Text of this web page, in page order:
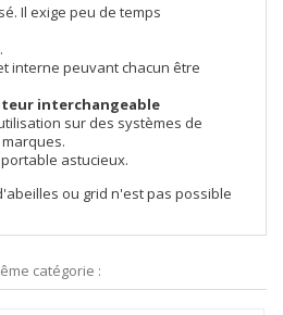
Il exige peu de temps
interne peuvant chacun être
interchangeable
sur des systèmes de
astucieux.
ou grid n'est pas possible
catégorie :